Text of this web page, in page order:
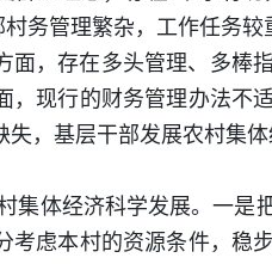
务管理繁杂，工作任务
面，存在多头管理、多
，现行的财务管理办法不
，基层干部发展农村集
集体经济科学发展。一
考虑本村的资源条件，稳